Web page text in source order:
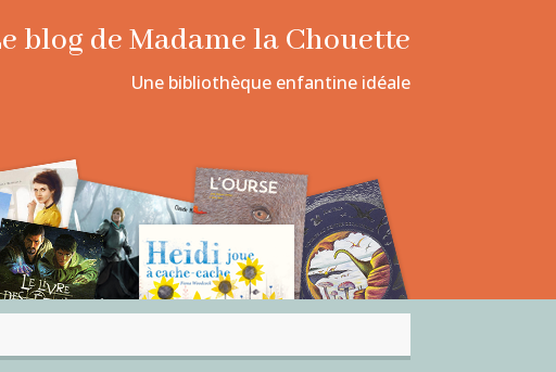
blog de Madame la Chouette
Une bibliothèque enfantine idéale